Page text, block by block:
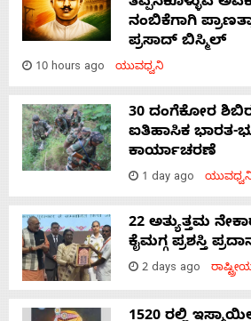
ನಂಬಿಕೆಗಾಗಿ
ಪ್ರಸಾದ್ ಬಿಸ್ಮಿಲ್
10 hours ago ಯುವಧ್ವನಿ
30 ದಂಗೆಕೋರ
ಐತಿಹಾಸಿಕ ಭಾರತ-
ಕಾರ್ಯಾಚರಣೆ
1 day ago
22 ಅತ್ಯುತ್ತಮ
ಕೈಮಗ್ಗ ಪ್ರಶಸ್ತಿ
2 days ago
1520 ರಲ್ಲಿ